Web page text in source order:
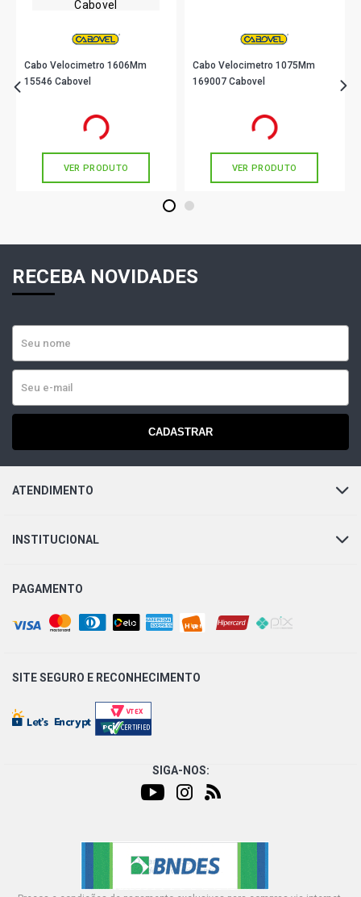
Cabo Velocimetro 1606Mm
15546 Cabovel
em até 1x de
VER PRODUTO
Cabo Velocimetro 1075Mm
169007 Cabovel
em até 1x de
VER PRODUTO
1 2
RECEBA NOVIDADES
CADASTRAR
ATENDIMENTO
INSTITUCIONAL
PAGAMENTO
SITE SEGURO E RECONHECIMENTO
SIGA-NOS: